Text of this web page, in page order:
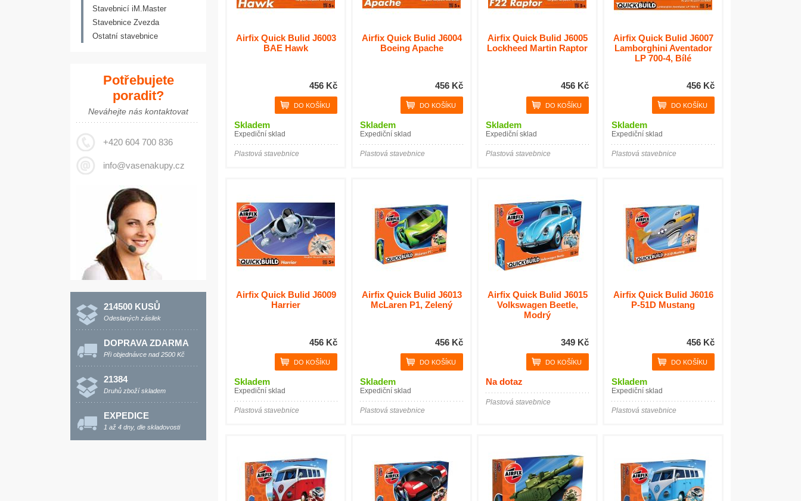
Stavebnicí iM.Master
Stavebnice Zvezda
Ostatní stavebnice
Potřebujete
poradit?
Neváhejte nás kontaktovat
+420 604 700 836
info@vasenakupy.cz
214500 KUSŮ
Odeslaných zásilek
DOPRAVA ZDARMA
Při objednávce nad 2500 Kč
21384
Druhů zboží skladem
EXPEDICE
1 až 4 dny, dle skladovosti
Airfix Quick Bulid J6003
BAE Hawk
456 Kč
Skladem
Expediční sklad
Plastová stavebnice
Airfix Quick Bulid J6004
Boeing Apache
456 Kč
Skladem
Expediční sklad
Plastová stavebnice
Airfix Quick Bulid J6005
Lockheed Martin Raptor
456 Kč
Skladem
Expediční sklad
Plastová stavebnice
Airfix Quick Bulid J6007
Lamborghini Aventador
LP 700-4, Bílé
456 Kč
Skladem
Expediční sklad
Plastová stavebnice
Airfix Quick Bulid J6009
Harrier
456 Kč
Skladem
Expediční sklad
Plastová stavebnice
Airfix Quick Bulid J6013
McLaren P1, Zelený
456 Kč
Skladem
Expediční sklad
Plastová stavebnice
Airfix Quick Bulid J6015
Volkswagen Beetle,
Modrý
349 Kč
Na dotaz
Plastová stavebnice
Airfix Quick Bulid J6016
P-51D Mustang
456 Kč
Skladem
Expediční sklad
Plastová stavebnice